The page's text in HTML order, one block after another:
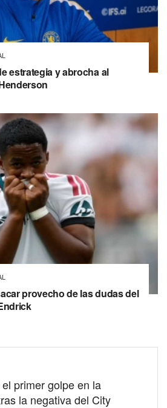
estrategia y abrocha al
provecho de las dudas del
primer golpe en la
la negativa del City